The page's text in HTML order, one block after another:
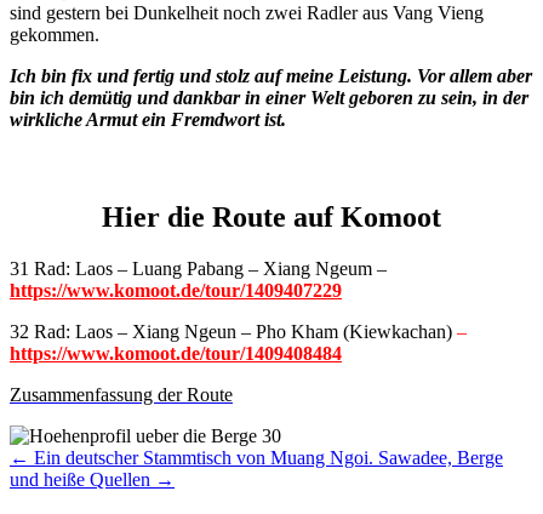
sind gestern bei Dunkelheit noch zwei Radler aus Vang Vieng
gekommen.
Ich bin fix und fertig und stolz auf meine Leistung. Vor allem aber
bin ich demütig und dankbar in einer Welt geboren zu sein, in der
wirkliche Armut ein Fremdwort ist.
Hier die Route auf Komoot
31 Rad: Laos – Luang Pabang – Xiang Ngeum –
https://www.komoot.de/tour/1409407229
32 Rad: Laos – Xiang Ngeun – Pho Kham (Kiewkachan) –
https://www.komoot.de/tour/1409408484
Zusammenfassung der Route
← Ein deutscher Stammtisch von Muang Ngoi. Sawadee, Berge
und heiße Quellen →